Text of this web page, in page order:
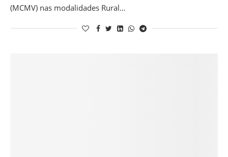
(MCMV) nas modalidades Rural…